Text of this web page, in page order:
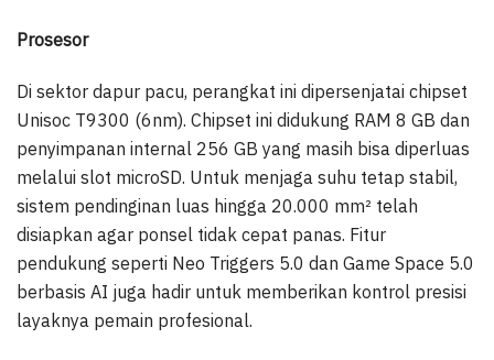
Prosesor
Di sektor dapur pacu, perangkat ini dipersenjatai chipset
Unisoc T9300 (6nm). Chipset ini didukung RAM 8 GB dan
penyimpanan internal 256 GB yang masih bisa diperluas
melalui slot microSD. Untuk menjaga suhu tetap stabil,
sistem pendinginan luas hingga 20.000 mm² telah
disiapkan agar ponsel tidak cepat panas. Fitur
pendukung seperti Neo Triggers 5.0 dan Game Space 5.0
berbasis AI juga hadir untuk memberikan kontrol presisi
layaknya pemain profesional.